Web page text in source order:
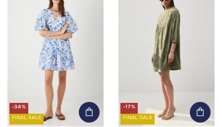
-34%
FINAL SALE
-17%
FINAL SALE